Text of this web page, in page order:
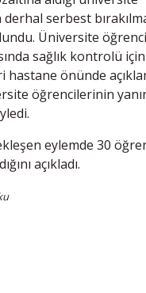
serbest
Üniversite
sağlık kontrolü için
önünde
öğrencilerinin
eylemde 30
açıkladı.